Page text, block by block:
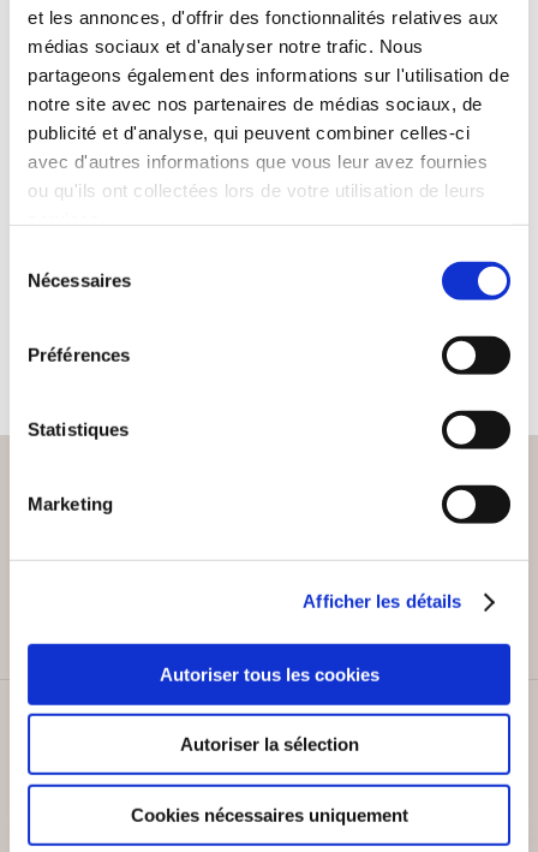
et les annonces, d'offrir des fonctionnalités relatives aux
médias sociaux et d'analyser notre trafic. Nous
partageons également des informations sur l'utilisation de
notre site avec nos partenaires de médias sociaux, de
publicité et d'analyse, qui peuvent combiner celles-ci
avec d'autres informations que vous leur avez fournies
ou qu'ils ont collectées lors de votre utilisation de leurs
Nécessaires
Préférences
Statistiques
Marketing
Afficher les détails
Autoriser tous les cookies
Autoriser la sélection
Cookies nécessaires uniquement
(0 avis)
Morgane Buchet
DONNE-MOI UNE
Inclassable